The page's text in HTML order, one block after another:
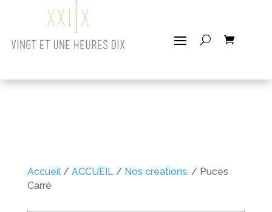
Accueil/ ACCUEIL/ Nos créations./ Puces
Carré